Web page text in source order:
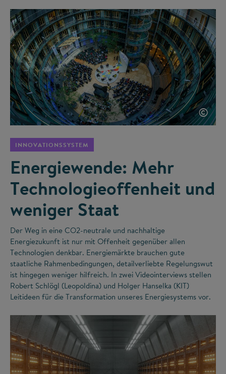
©
INNOVATIONSSYSTEM
Energiewende: Mehr
Technologieoffenheit und
weniger Staat
Der Weg in eine CO2-neutrale und nachhaltige
Energiezukunft ist nur mit Offenheit gegenüber allen
Technologien denkbar. Energiemärkte brauchen gute
staatliche Rahmenbedingungen, detailverliebte Regelungswut
ist hingegen weniger hilfreich. In zwei Videointerviews stellen
Robert Schlögl (Leopoldina) und Holger Hanselka (KIT)
Leitideen für die Transformation unseres Energiesystems vor.